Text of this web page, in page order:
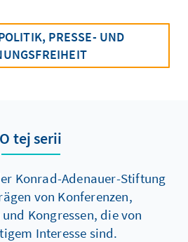
PRESSE- UND
O tej serii
Konrad-Adenauer-Stiftung
von Konferenzen,
Kongressen, die von
Interesse sind.